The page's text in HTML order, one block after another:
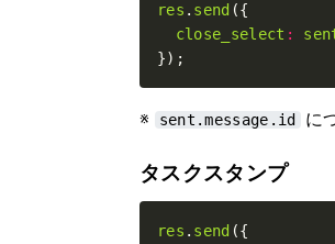
res . send
close_select :
});
※ sent.message.id に
タスクスタンプ
res . send